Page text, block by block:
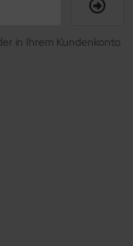
in Ihrem Kundenkonto